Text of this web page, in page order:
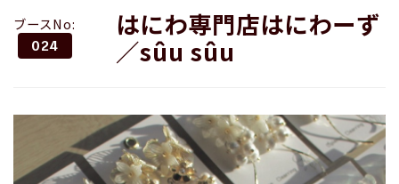
ブースNo:
024
はにわ専門店はにわーず
／sûu sûu